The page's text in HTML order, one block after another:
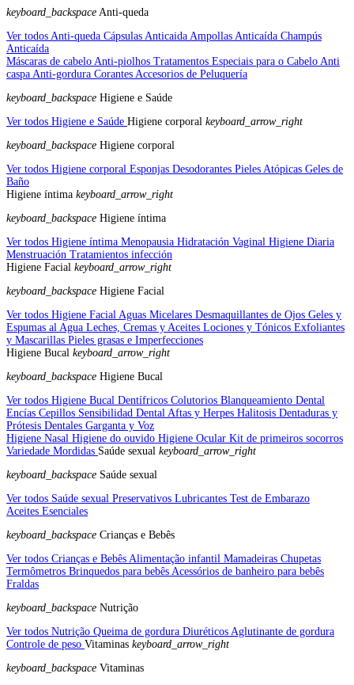
keyboard_backspace Anti-queda
Ver todos Anti-queda Cápsulas Anticaida Ampollas Anticaída Champús
Anticaída
Máscaras de cabelo Anti-piolhos Tratamentos Especiais para o Cabelo Anti
caspa Anti-gordura Corantes Accesorios de Peluquería
keyboard_backspace Higiene e Saúde
Ver todos Higiene e Saúde Higiene corporal keyboard_arrow_right
keyboard_backspace Higiene corporal
Ver todos Higiene corporal Esponjas Desodorantes Pieles Atópicas Geles de
Baño
Higiene íntima keyboard_arrow_right
keyboard_backspace Higiene íntima
Ver todos Higiene íntima Menopausia Hidratación Vaginal Higiene Diaria
Menstruación Tratamientos infección
Higiene Facial keyboard_arrow_right
keyboard_backspace Higiene Facial
Ver todos Higiene Facial Aguas Micelares Desmaquillantes de Ojos Geles y
Espumas al Agua Leches, Cremas y Aceites Lociones y Tónicos Exfoliantes
y Mascarillas Pieles grasas e Imperfecciones
Higiene Bucal keyboard_arrow_right
keyboard_backspace Higiene Bucal
Ver todos Higiene Bucal Dentífricos Colutorios Blanqueamiento Dental
Encías Cepillos Sensibilidad Dental Aftas y Herpes Halitosis Dentaduras y
Prótesis Dentales Garganta y Voz
Higiene Nasal Higiene do ouvido Higiene Ocular Kit de primeiros socorros
Variedade Mordidas Saúde sexual keyboard_arrow_right
keyboard_backspace Saúde sexual
Ver todos Saúde sexual Preservativos Lubricantes Test de Embarazo
Aceites Esenciales
keyboard_backspace Crianças e Bebês
Ver todos Crianças e Bebês Alimentação infantil Mamadeiras Chupetas
Termômetros Brinquedos para bebês Acessórios de banheiro para bebês
Fraldas
keyboard_backspace Nutrição
Ver todos Nutrição Queima de gordura Diuréticos Aglutinante de gordura
Controle de peso Vitaminas keyboard_arrow_right
keyboard_backspace Vitaminas